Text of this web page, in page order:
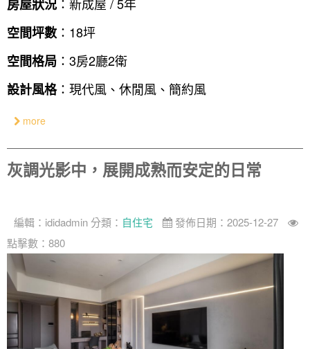
房屋狀況 ：新成屋 / 5年
空間坪數 ：18坪
空間格局 ：3房2廳2衛
設計風格：現代風、休閒風、簡約風
more
灰調光影中，展開成熟而安定的日常
編輯： ididadmin 分類： 自住宅
發佈日期：2025-12-27
點擊數：880
如何使用點一點
我要裝潢
裝潢計算機
裝潢進階計算機
裝潢圖紙免費健檢
案例分享
類型
居家
面積
風格
預算
人氣推薦
設計好手
360環景體驗
你家我家 Podcast
設計專欄
系統櫃
綠建材
全站搜尋
線上賞屋